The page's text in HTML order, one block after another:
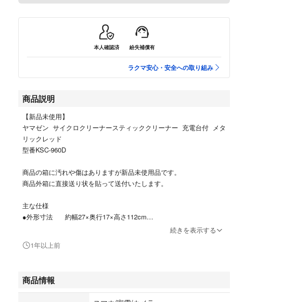
本人確認済 紛失補償有
ラクマ安心・安全への取り組み
商品説明
【新品未使用】
ヤマゼン サイクロクリーナースティッククリーナー 充電台付 メタ
リックレッド
型番KSC-960D
商品の箱に汚れや傷はありますが新品未使用品です。
商品外箱に直接送り状を貼って送付いたします。
主な仕様
●外形寸法 約幅27×奥行17×高さ112cm
●電源 ニッケル水素充電池
続きを表示する
1年以上前
商品情報